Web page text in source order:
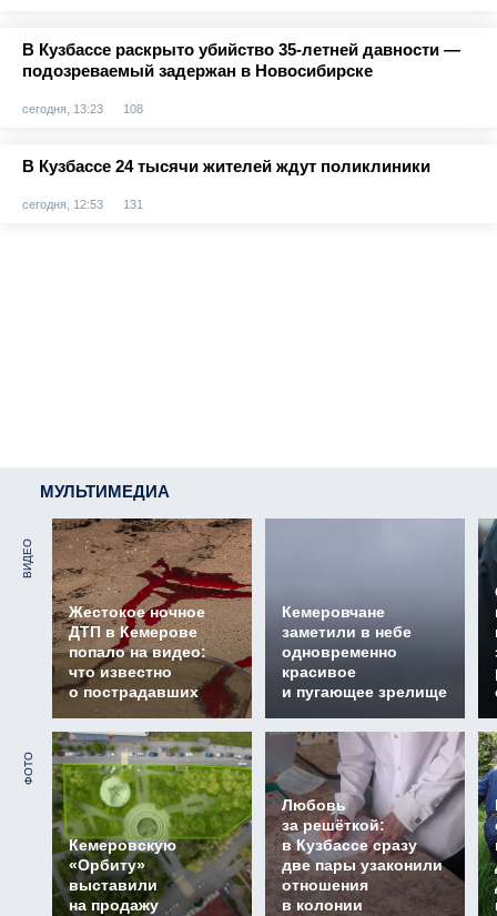
В Кузбассе раскрыто убийство 35-летней давности —
подозреваемый задержан в Новосибирске
сегодня, 13:23 108
В Кузбассе 24 тысячи жителей ждут поликлиники
сегодня, 12:53 131
МУЛЬТИМЕДИА
ВИДЕО
Жестокое ночное
ДТП в Кемерове
попало на видео:
что известно
о пострадавших
Кемеровчане
заметили в небе
одновременно
красивое
и пугающее зрелище
ФОТО
Кемеровскую
«Орбиту»
выставили
на продажу
Любовь
за решёткой:
в Кузбассе сразу
две пары узаконили
отношения
в колонии